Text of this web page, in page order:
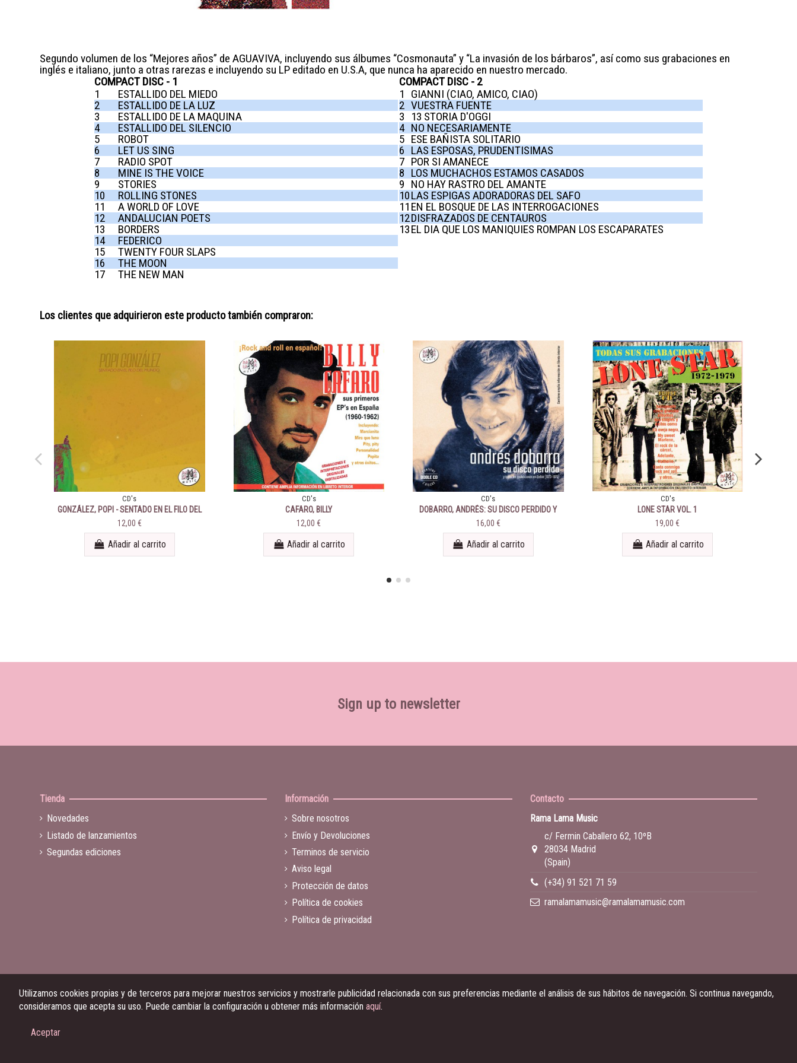
Segundo volumen de los “Mejores años” de AGUAVIVA, incluyendo sus álbumes “Cosmonauta” y “La invasión de los bárbaros”, así como sus grabaciones en
inglés e italiano, junto a otras rarezas e incluyendo su LP editado en U.S.A, que nunca ha aparecido en nuestro mercado.
COMPACT DISC - 1
COMPACT DISC - 2
1
ESTALLIDO DEL MIEDO
2
ESTALLIDO DE LA LUZ
3
ESTALLIDO DE LA MAQUINA
4
ESTALLIDO DEL SILENCIO
5
ROBOT
6
LET US SING
7
RADIO SPOT
8
MINE IS THE VOICE
9
STORIES
10
ROLLING STONES
11
A WORLD OF LOVE
12
ANDALUCIAN POETS
13
BORDERS
14
FEDERICO
15
TWENTY FOUR SLAPS
16
THE MOON
17
THE NEW MAN
1
GIANNI (CIAO, AMICO, CIAO)
2 VUESTRA FUENTE
3
13 STORIA D'OGGI
4 NO NECESARIAMENTE
5 ESE BAÑISTA SOLITARIO
6 LAS ESPOSAS, PRUDENTISIMAS
7 POR SI AMANECE
8 LOS MUCHACHOS ESTAMOS CASADOS
9 NO HAY RASTRO DEL AMANTE
10LAS ESPIGAS ADORADORAS DEL SAFO
11 EN EL BOSQUE DE LAS INTERROGACIONES
12DISFRAZADOS DE CENTAUROS
13EL DIA QUE LOS MANIQUIES ROMPAN LOS ESCAPARATES
Los clientes que adquirieron este producto también compraron:
CD's
GONZÁLEZ, POPI - SENTADO EN EL FILO DEL
MUNDO
12,00 €
Añadir al carrito
CD's
CAFARO, BILLY
12,00 €
Añadir al carrito
CD's
DOBARRO, ANDRÉS: SU DISCO PERDIDO Y
SUS GRABACIONES EN BELTER (1973-1975)
16,00 €
Añadir al carrito
CD's
LONE STAR VOL. 1
19,00 €
Añadir al carrito
Sign up to newsletter
Tienda
Novedades
Listado de lanzamientos
Segundas ediciones
Información
Sobre nosotros
Envío y Devoluciones
Terminos de servicio
Aviso legal
Protección de datos
Política de cookies
Política de privacidad
Contacto
Rama Lama Music
c/ Fermin Caballero 62, 10ºB
28034 Madrid
(Spain)
(+34) 91 521 71 59
ramalamamusic@ramalamamusic.com
Utilizamos cookies propias y de terceros para mejorar nuestros servicios y mostrarle publicidad relacionada con sus preferencias mediante el análisis de sus hábitos de navegación. Si continua navegando,
consideramos que acepta su uso. Puede cambiar la configuración u obtener más información aquí.
Aceptar